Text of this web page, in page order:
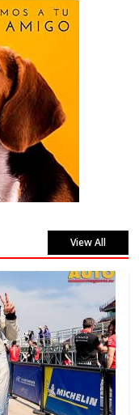
View All